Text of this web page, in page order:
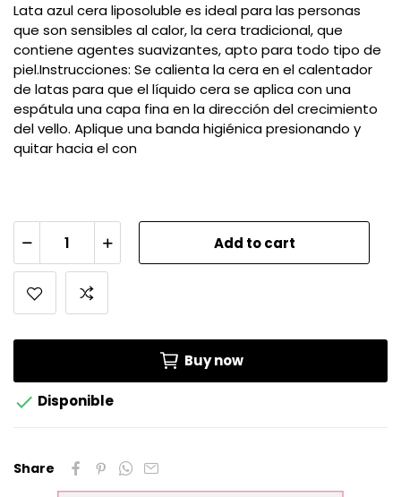
Lata azul cera liposoluble es ideal para las personas
que son sensibles al calor, la cera tradicional, que
contiene agentes suavizantes, apto para todo tipo de
piel.Instrucciones: Se calienta la cera en el calentador
de latas para que el líquido cera se aplica con una
espátula una capa fina en la dirección del crecimiento
del vello. Aplique una banda higiénica presionando y
quitar hacia el con
Add to cart
Buy now
 Disponible
Share